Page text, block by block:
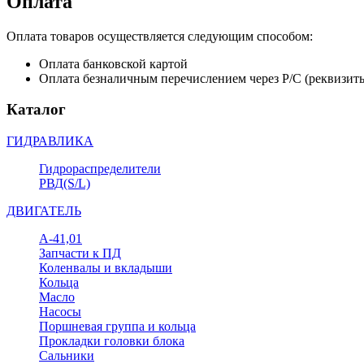
Оплата товаров осуществляется следующим способом:
Оплата банковской картой
Оплата безналичным перечислением через Р/С
Каталог
ГИДРАВЛИКА
Гидрораспределители
РВД(S/L)
ДВИГАТЕЛЬ
А-41,01
Запчасти к ПД
Коленвалы и вкладыши
Кольца
Масло
Насосы
Поршневая группа и кольца
Прокладки головки блока
Сальники